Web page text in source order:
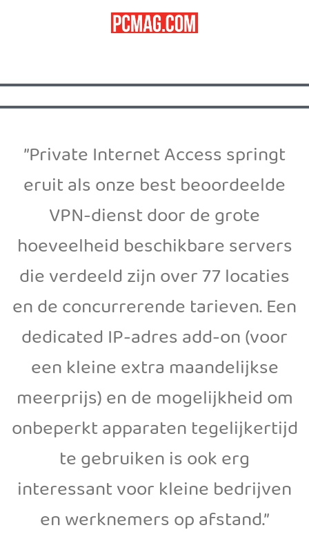
”Private Internet Access springt
eruit als onze best beoordeelde
VPN-dienst door de grote
hoeveelheid beschikbare servers
die verdeeld zijn over 77 locaties
en de concurrerende tarieven. Een
dedicated IP-adres add-on (voor
een kleine extra maandelijkse
meerprijs) en de mogelijkheid om
onbeperkt apparaten tegelijkertijd
te gebruiken is ook erg
interessant voor kleine bedrijven
en werknemers op afstand.”